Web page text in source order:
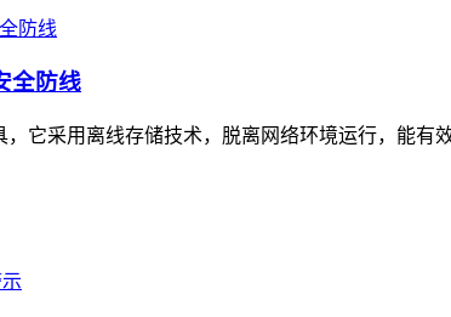
全防线
它采用离线存储技术，脱离网络环境运行，能